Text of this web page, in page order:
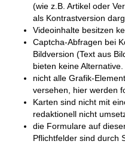
(wie z.B. Artikel oder
als Kontrastversion
Videoinhalte besitzen
Captcha-Abfragen bei
Bildversion (Text aus
bieten keine Alternative.
nicht alle Grafik-
versehen, hier werden
Karten sind nicht mit
redaktionell nicht
die Formulare auf
Pflichtfelder sind durch